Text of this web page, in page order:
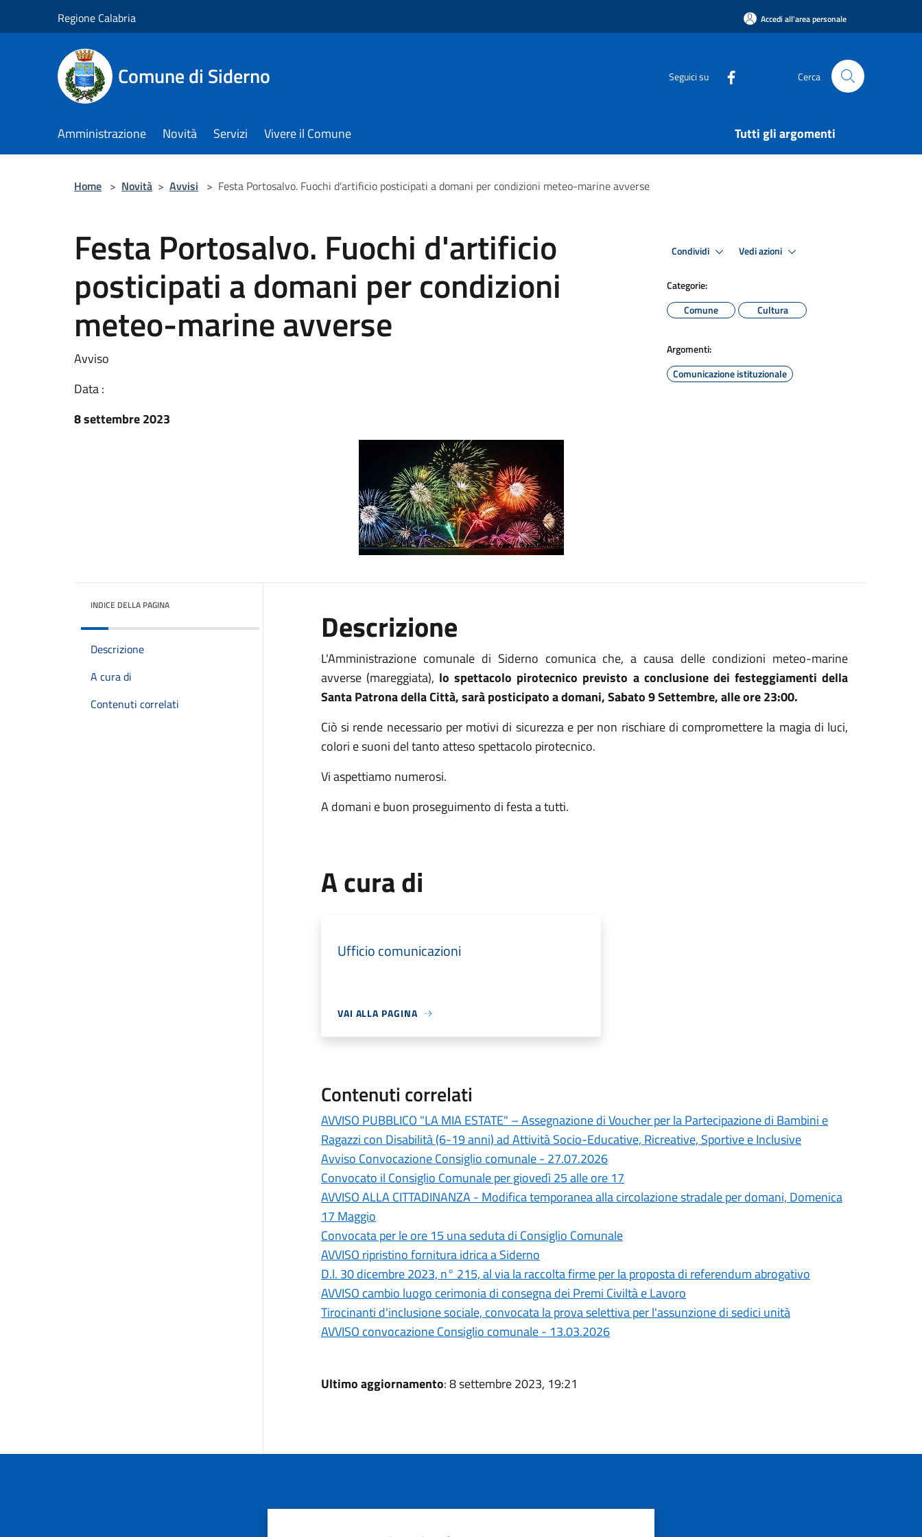
Regione Calabria Accedi all'area personale
Comune di Siderno Seguici su Cerca
Amministrazione Novità Servizi Vivere il Comune Tutti gli argomenti
Home > Novità > Avvisi > Festa Portosalvo. Fuochi d'artificio posticipati a domani per condizioni meteo-marine avverse
Festa Portosalvo. Fuochi d'artificio
posticipati a domani per condizioni
meteo-marine avverse
Avviso
Data :
8 settembre 2023
Condividi Vedi azioni
Categorie:
Comune
Cultura
Argomenti:
Comunicazione istituzionale
INDICE DELLA PAGINA
Descrizione
A cura di
Contenuti correlati
Descrizione
L'Amministrazione comunale di Siderno comunica che, a causa delle condizioni meteo-marine
avverse (mareggiata), lo spettacolo pirotecnico previsto a conclusione dei festeggiamenti della
Santa Patrona della Città, sarà posticipato a domani, Sabato 9 Settembre, alle ore 23:00.
Ciò si rende necessario per motivi di sicurezza e per non rischiare di compromettere la magia di luci,
colori e suoni del tanto atteso spettacolo pirotecnico.
Vi aspettiamo numerosi.
A domani e buon proseguimento di festa a tutti.
A cura di
Ufficio comunicazioni
VAI ALLA PAGINA
Contenuti correlati
AVVISO PUBBLICO "LA MIA ESTATE" – Assegnazione di Voucher per la Partecipazione di Bambini e
Ragazzi con Disabilità (6-19 anni) ad Attività Socio-Educative, Ricreative, Sportive e Inclusive
Avviso Convocazione Consiglio comunale - 27.07.2026
Convocato il Consiglio Comunale per giovedì 25 alle ore 17
AVVISO ALLA CITTADINANZA - Modifica temporanea alla circolazione stradale per domani, Domenica
17 Maggio
Convocata per le ore 15 una seduta di Consiglio Comunale
AVVISO ripristino fornitura idrica a Siderno
D.l. 30 dicembre 2023, n° 215, al via la raccolta firme per la proposta di referendum abrogativo
AVVISO cambio luogo cerimonia di consegna dei Premi Civiltà e Lavoro
Tirocinanti d'inclusione sociale, convocata la prova selettiva per l'assunzione di sedici unità
AVVISO convocazione Consiglio comunale - 13.03.2026
Ultimo aggiornamento: 8 settembre 2023, 19:21